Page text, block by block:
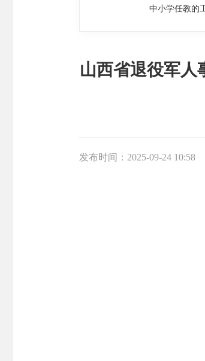
中小学任教的
山西省退役军人
发布时间： 2025-09-24 10:58